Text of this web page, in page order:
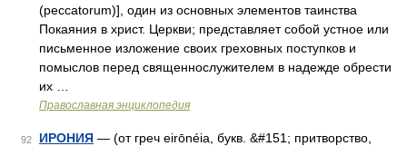
(peccatorum)], один из основных элементов таинства
Покаяния в христ. Церкви; представляет собой устное или
письменное изложение своих греховных поступков и
помыслов перед священнослужителем в надежде обрести
их …
Православная энциклопедия
92 ИРОНИЯ — (от греч eirōnéia, букв. &#151; притворство,